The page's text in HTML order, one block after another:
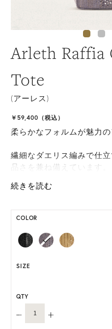
Arleth
Tote
(アーレス)
￥59,400（税込）
柔らかなフォルムが魅力の
繊細なダエリス編みで仕
品さを兼ね備えています。
*天然素材を用いたハンド
COLOR
SIZE
QTY